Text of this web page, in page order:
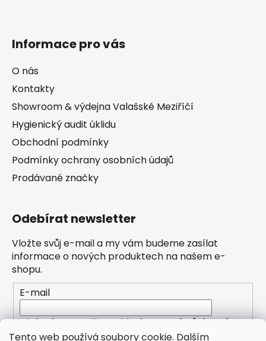
Tento web používá soubory cookie. Dalším
Informace pro vás
O nás
Kontakty
Showroom & výdejna Valašské Meziříčí
Hygienický audit úklidu
Obchodní podmínky
Podmínky ochrany osobních údajů
Prodávané značky
Odebírat newsletter
Vložte svůj e-mail a my vám budeme zasílat
informace o nových produktech na našem e-
shopu.
E-mail
Vložením e-mailu souhlasíte spodmínkami
ochrany osobních údajů